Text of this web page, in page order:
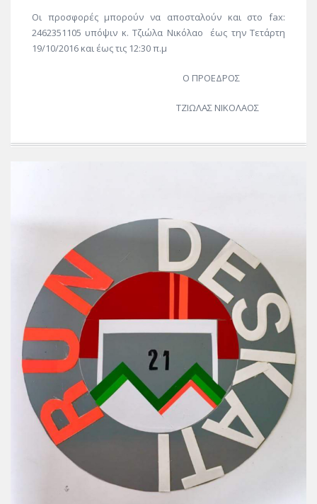
Οι προσφορές μπορούν να αποσταλούν και στο fax:
2462351105 υπόψιν κ. Τζιώλα Νικόλαο έως την Τετάρτη
19/10/2016 και έως τις 12:30 π.μ
Ο ΠΡΟΕΔΡΟΣ
ΤΖΙΩΛΑΣ ΝΙΚΟΛΑΟΣ